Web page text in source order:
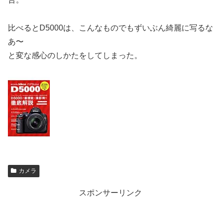
比べるとD5000は、こんなものでもずいぶん綺麗に写るな
あ〜
と変な感心のしかたをしてしまった。
カメラ
スポンサーリンク